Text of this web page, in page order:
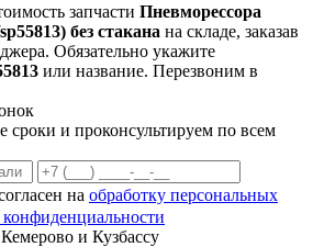
запчасти Пневморессора
без стакана на складе, заказав
Обязательно укажите
или название. Перезвоним в
сроки и проконсультируем по всем
на обработку персональных